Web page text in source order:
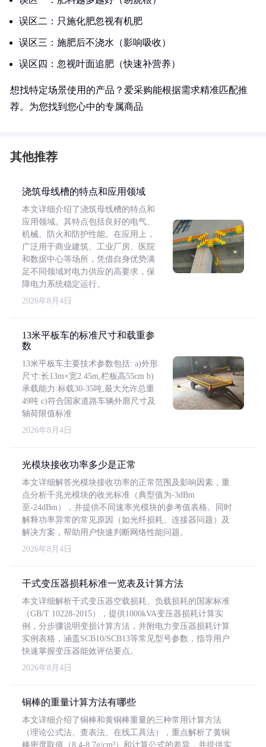
误区二：只施化肥忽视有机肥
误区三：施肥后不浇水（影响吸收）
误区四：忽视叶面追肥（快速补营养）
想找特定场景使用的产品？爱采购能根据需求精准匹配推
荐。为您找到您心中的专属商品
其他推荐
浇筑母线槽的特点和应用领域
本文详细介绍了浇筑母线槽的特点和
应用领域。其特点包括良好的电气、
机械、防火和防护性能。在应用上，
广泛用于商业建筑、工业厂房、医院
和数据中心等场所，凭借自身优势满
足不同领域对电力供应的高要求，保
障电力系统稳定运行。
2026年8月4日
13米平板车的标准尺寸和载重参
数
13米平板车主要技术参数包括: a)外形
尺寸:长13m×宽2.45m,栏板高55cm b)
承载能力:标载30-35吨,最大允许总重
49吨 c)符合国家道路车辆外廓尺寸及
轴荷限值标准
2026年8月4日
光模块接收功率多少是正常
本文详细解答光模块接收功率的正常范围及影响因素，重
点分析千兆光模块的收光标准（典型值为-3dBm
至-24dBm），并提供不同速率光模块的参考值表格。同时
解释功率异常的常见原因（如光纤损耗、连接器问题）及
解决方案，帮助用户快速判断网络性能问题。
2026年8月4日
干式变压器损耗标准一览表及计算方法
本文详细解析干式变压器空载损耗、负载损耗的国家标准
（GB/T 10228-2015），提供1000kVA变压器损耗计算实
例，分步骤说明变损计算方法，并附电力变压器损耗计算
实例表格，涵盖SCB10/SCB13等常见型号参数，指导用户
快速掌握变压器能效评估要点。
2026年8月4日
铜棒的重量计算方法有哪些
本文详细介绍了铜棒和黄铜棒重量的三种常用计算方法
（理论公式法、查表法、在线工具法），重点解析了黄铜
棒密度取值（8.4-8.7g/cm³）和计算公式的差异，并提供实